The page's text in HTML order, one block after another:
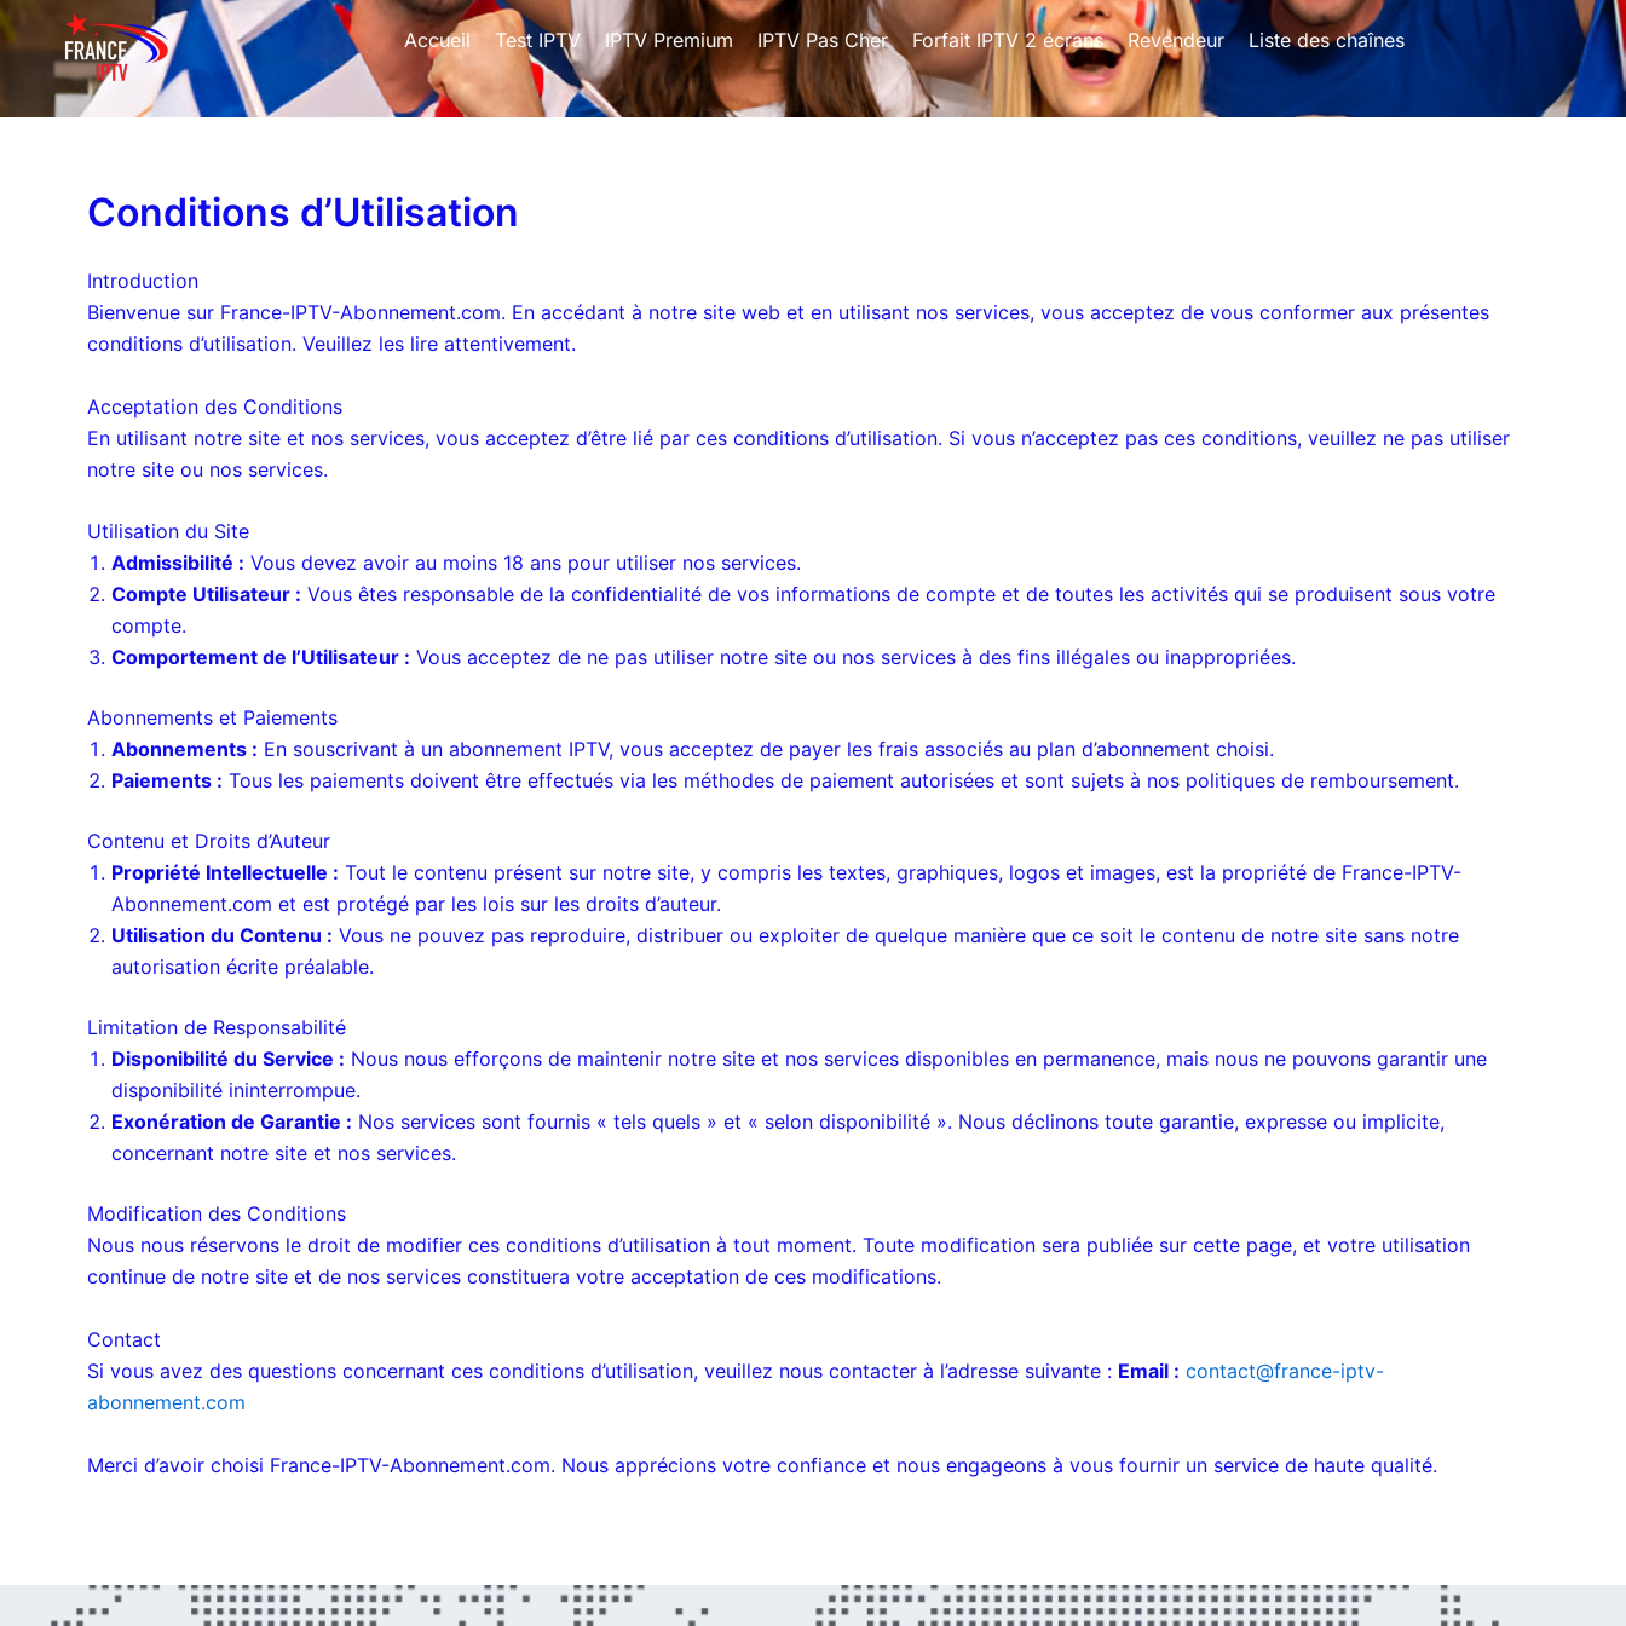
Aller
au
contenu
Accueil Test IPTV IPTV Premium IPTV Pas Cher Forfait IPTV 2 écrans Revendeur Liste des chaînes
Conditions d’Utilisation
Introduction
Bienvenue sur France-IPTV-Abonnement.com. En accédant à notre site web et en utilisant nos services, vous acceptez de vous conformer aux présentes
conditions d’utilisation. Veuillez les lire attentivement.
Acceptation des Conditions
En utilisant notre site et nos services, vous acceptez d’être lié par ces conditions d’utilisation. Si vous n’acceptez pas ces conditions, veuillez ne pas utiliser
notre site ou nos services.
Utilisation du Site
Admissibilité : Vous devez avoir au moins 18 ans pour utiliser nos services.
Compte Utilisateur : Vous êtes responsable de la confidentialité de vos informations de compte et de toutes les activités qui se produisent sous votre
compte.
Comportement de l’Utilisateur : Vous acceptez de ne pas utiliser notre site ou nos services à des fins illégales ou inappropriées.
Abonnements et Paiements
Abonnements : En souscrivant à un abonnement IPTV, vous acceptez de payer les frais associés au plan d’abonnement choisi.
Paiements : Tous les paiements doivent être effectués via les méthodes de paiement autorisées et sont sujets à nos politiques de remboursement.
Contenu et Droits d’Auteur
Propriété Intellectuelle : Tout le contenu présent sur notre site, y compris les textes, graphiques, logos et images, est la propriété de France-IPTV-
Abonnement.com et est protégé par les lois sur les droits d’auteur.
Utilisation du Contenu : Vous ne pouvez pas reproduire, distribuer ou exploiter de quelque manière que ce soit le contenu de notre site sans notre
autorisation écrite préalable.
Limitation de Responsabilité
Disponibilité du Service : Nous nous efforçons de maintenir notre site et nos services disponibles en permanence, mais nous ne pouvons garantir une
disponibilité ininterrompue.
Exonération de Garantie : Nos services sont fournis « tels quels » et « selon disponibilité ». Nous déclinons toute garantie, expresse ou implicite,
concernant notre site et nos services.
Modification des Conditions
Nous nous réservons le droit de modifier ces conditions d’utilisation à tout moment. Toute modification sera publiée sur cette page, et votre utilisation
continue de notre site et de nos services constituera votre acceptation de ces modifications.
Contact
Si vous avez des questions concernant ces conditions d’utilisation, veuillez nous contacter à l’adresse suivante : Email : contact@france-iptv-
abonnement.com
Merci d’avoir choisi France-IPTV-Abonnement.com. Nous apprécions votre confiance et nous engageons à vous fournir un service de haute qualité.